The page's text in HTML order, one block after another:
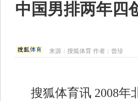
中国男排两年四
来源：搜狐体育 作者：曾珍
搜狐体育讯 2008年